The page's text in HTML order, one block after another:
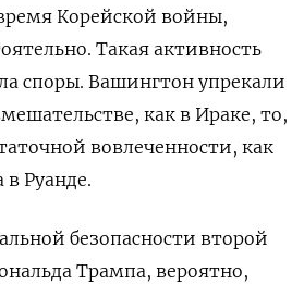
Корейской войны,
Такая активность
споры. Вашингтон упрекали
как в Ираке, то,
вовлеченности, как
в Руанде.
безопасности второй
Трампа, вероятно,